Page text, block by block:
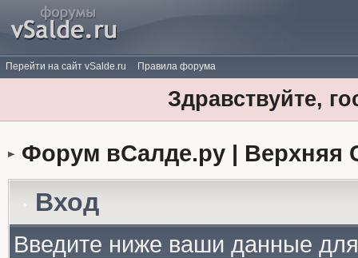
Перейти на сайт vSalde.ru Правила форума
Здравствуйте,
Форум вСалде.ру | Верхняя
Вход
Введите ниже ваши данные